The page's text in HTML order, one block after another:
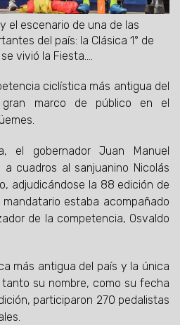
el escenario de una de las
del país: la Clásica 1° de
vivió la Fiesta....
ciclística más antigua del
marco de público en el
el gobernador Juan Manuel
cuadros al sanjuanino Nicolás
adjudicándose la 88 edición de
mandatario estaba acompañado
de la competencia, Osvaldo
más antigua del país y la única
su nombre, como su fecha
participaron 270 pedalistas